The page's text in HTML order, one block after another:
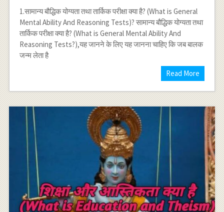
1.सामान्य बौद्धिक योग्यता तथा तार्किक परीक्षा क्या है? (What is General
Mental Ability And Reasoning Tests)? सामान्य बौद्धिक योग्यता तथा
तार्किक परीक्षा क्या है? (What is General Mental Ability And
Reasoning Tests?),यह जानने के लिए यह जानना चाहिए कि जब बालक
जन्म लेता है
Read More